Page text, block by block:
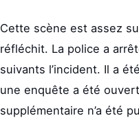
Cette scène est assez
réfléchit. La police a
suivants l’incident. Il a
une enquête a été
supplémentaire n’a été